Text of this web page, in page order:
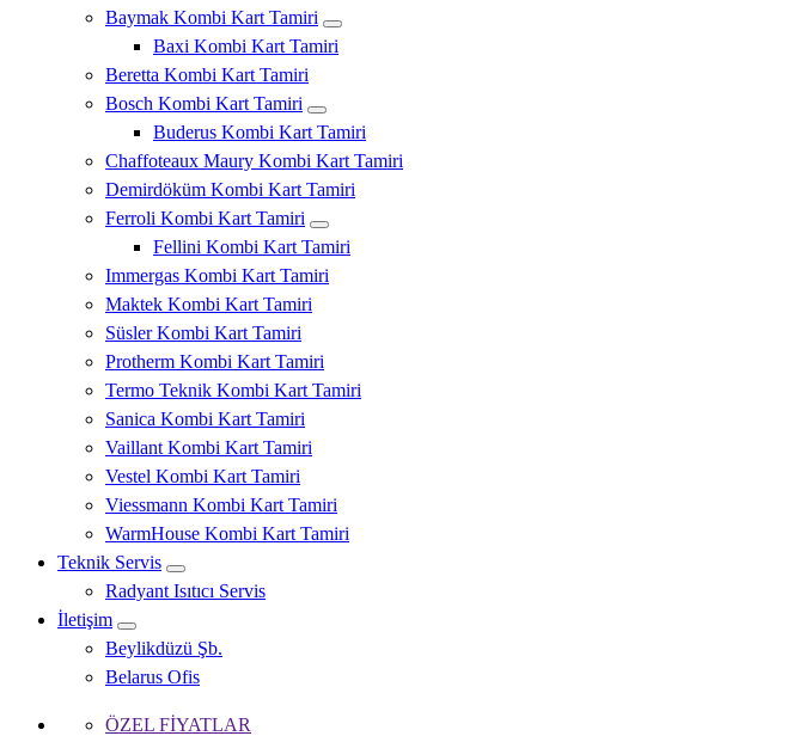
Baymak Kombi Kart Tamiri
Baxi Kombi Kart Tamiri
Beretta Kombi Kart Tamiri
Bosch Kombi Kart Tamiri
Buderus Kombi Kart Tamiri
Chaffoteaux Maury Kombi Kart Tamiri
Demirdöküm Kombi Kart Tamiri
Ferroli Kombi Kart Tamiri
Fellini Kombi Kart Tamiri
Immergas Kombi Kart Tamiri
Maktek Kombi Kart Tamiri
Süsler Kombi Kart Tamiri
Protherm Kombi Kart Tamiri
Termo Teknik Kombi Kart Tamiri
Sanica Kombi Kart Tamiri
Vaillant Kombi Kart Tamiri
Vestel Kombi Kart Tamiri
Viessmann Kombi Kart Tamiri
WarmHouse Kombi Kart Tamiri
Teknik Servis
Radyant Isıtıcı Servis
İletişim
Beylikdüzü Şb.
Belarus Ofis
ÖZEL FİYATLAR